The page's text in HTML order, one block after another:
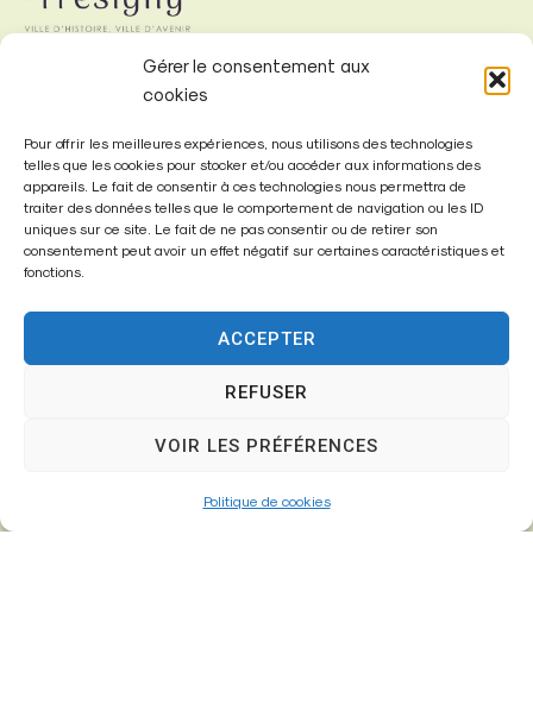
Gérer le consentement aux
cookies
Pour offrir les meilleures expériences, nous utilisons des technologies
telles que les cookies pour stocker et/ou accéder aux informations des
appareils. Le fait de consentir à ces technologies nous permettra de
traiter des données telles que le comportement de navigation ou les ID
uniques sur ce site. Le fait de ne pas consentir ou de retirer son
consentement peut avoir un effet négatif sur certaines caractéristiques et
fonctions.
ACCEPTER
REFUSER
VOIR LES PRÉFÉRENCES
Politique de cookies
Fontenay-Trésigny
Mairie,
26 Av. du Général de Gaulle
77610 – Fontenay-Trésigny
01 64 25 90 67
Horaires d’ouverture